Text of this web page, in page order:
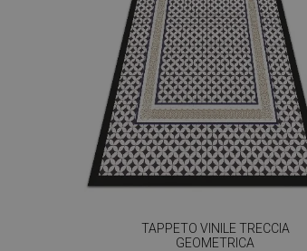
TAPPETO VINILE TRECCIA
GEOMETRICA